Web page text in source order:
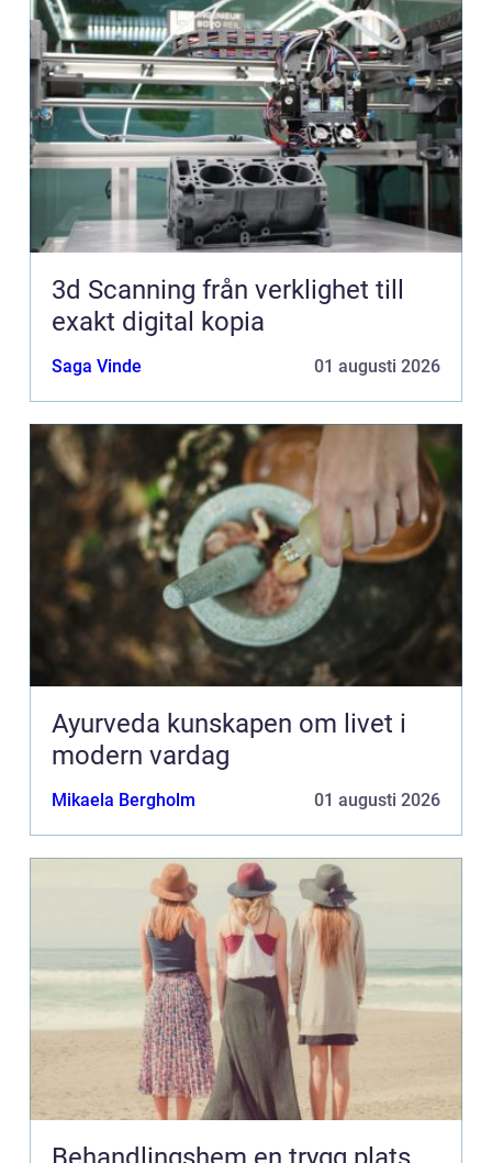
3d Scanning från verklighet till
exakt digital kopia
Saga Vinde 01 augusti 2026
Ayurveda kunskapen om livet i
modern vardag
Mikaela Bergholm 01 augusti 2026